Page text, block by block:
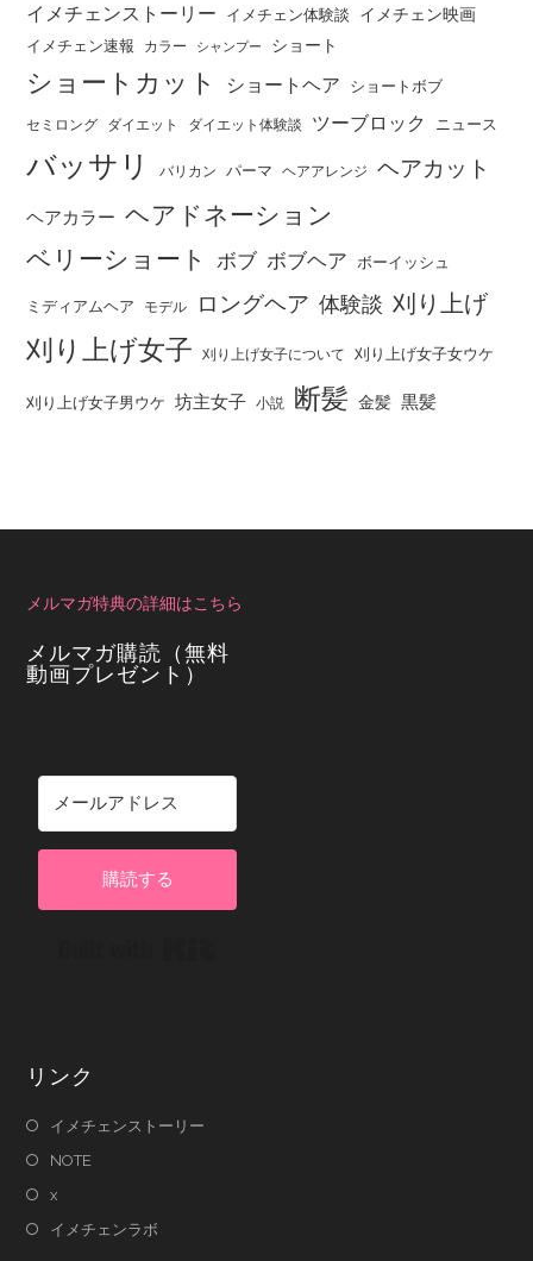
イメチェンストーリー イメチェン体験談 イメチェン映画
イメチェン速報 カラー シャンプー ショート
ショートカット ショートヘア ショートボブ
セミロング ダイエット ダイエット体験談 ツーブロック ニュース
バッサリ バリカン パーマ ヘアアレンジ ヘアカット
ヘアカラー ヘアドネーション
ベリーショート
ボブ ボブヘア ボーイッシュ
ミディアムヘア モデル ロングヘア 体験談 刈り上げ
刈り上げ女子 刈り上げ女子について 刈り上げ女子女ウケ
刈り上げ女子男ウケ 坊主女子 小説 断髪 金髪 黒髪
メルマガ特典の詳細はこちら
メルマガ購読（無料
動画プレゼント）
購読する
リンク
イメチェンストーリー
NOTE
x
イメチェンラボ